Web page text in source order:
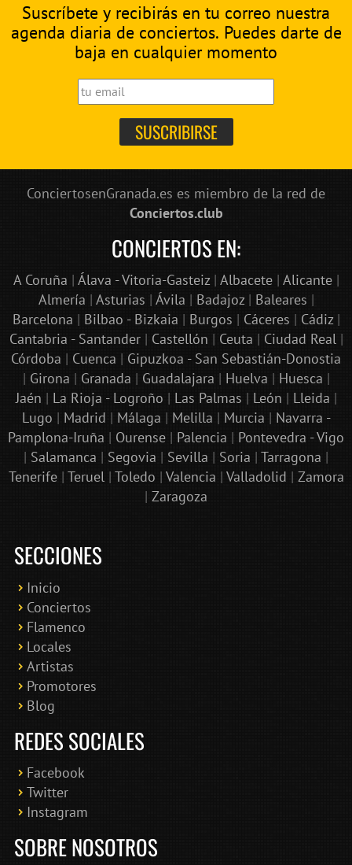
Suscríbete y recibirás en tu correo nuestra
agenda diaria de conciertos. Puedes darte de
baja en cualquier momento
ConciertosenGranada.es es miembro de la red de
Conciertos.club
CONCIERTOS EN:
A Coruña | Álava - Vitoria-Gasteiz| Albacete| Alicante|
Almería | Asturias | Ávila | Badajoz| Baleares |
Barcelona | Bilbao - Bizkaia | Burgos | Cáceres | Cádiz|
Cantabria - Santander| Castellón | Ceuta | Ciudad Real|
Córdoba | Cuenca | Gipuzkoa - San Sebastián-Donostia
| Girona | Granada | Guadalajara | Huelva | Huesca |
Jaén | La Rioja - Logroño | Las Palmas | León | Lleida |
Lugo | Madrid | Málaga | Melilla | Murcia | Navarra -
Pamplona-Iruña | Ourense | Palencia | Pontevedra - Vigo
| Salamanca | Segovia | Sevilla | Soria | Tarragona |
Tenerife| Teruel| Toledo | Valencia | Valladolid | Zamora
| Zaragoza
SECCIONES
Inicio
Conciertos
Flamenco
Locales
Artistas
Promotores
Blog
REDES SOCIALES
Facebook
Twitter
Instagram
SOBRE NOSOTROS